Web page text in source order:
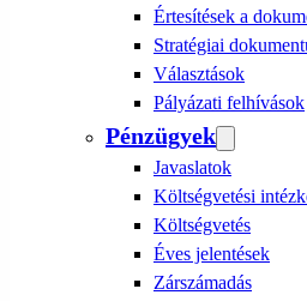
Értesítések a
Stratégiai
Választások
Pályázati felhívások
Pénzügyek
Javaslatok
Költségvetési
Költségvetés
Éves jelentések
Zárszámadás